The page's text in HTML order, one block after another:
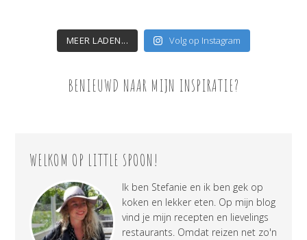
MEER LADEN... Volg op Instagram
BENIEUWD NAAR MIJN INSPIRATIE?
WELKOM OP LITTLE SPOON!
Ik ben Stefanie en ik ben gek op
koken en lekker eten. Op mijn blog
vind je mijn recepten en lievelings
restaurants. Omdat reizen net zo'n